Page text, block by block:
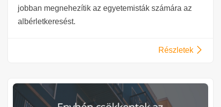
jobban megnehezítik az egyetemisták számára az
albérletkeresést.
Részletek